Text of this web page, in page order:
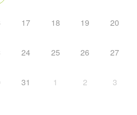
17 18 19 20
24 25 26 27
31 1 2 3